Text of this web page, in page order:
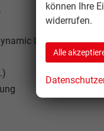
L.A.)
können Ihre
widerrufen.
Alle